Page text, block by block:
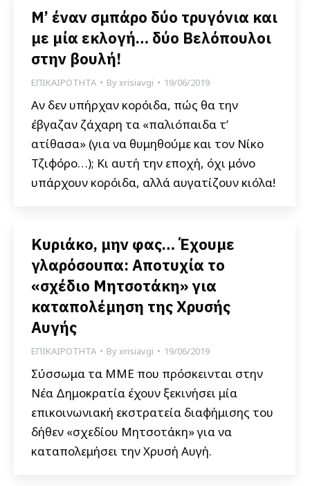
Μ’ έναν σμπάρο δύο τρυγόνια και
με μία εκλογή… δύο Βελόπουλοι
στην βουλή!
ΕΠΙΚΑΙΡΟΤΗΤΑ Byxrisiavgi 19/06/2019
Αν δεν υπήρχαν κορόιδα, πώς θα την
έβγαζαν ζάχαρη τα «παλιόπαιδα τ’
ατίθασα» (για να θυμηθούμε και τον Νίκο
Τζιφόρο…); Κι αυτή την εποχή, όχι μόνο
υπάρχουν κορόιδα, αλλά αυγατίζουν κιόλα!
Κυριάκο, μην φας… Έχουμε
γλαρόσουπα: Αποτυχία το
«σχέδιο Μητσοτάκη» για
καταπολέμηση της Χρυσής
Αυγής
ΕΠΙΚΑΙΡΟΤΗΤΑ Byxrisiavgi 19/06/2019
Σύσσωμα τα ΜΜΕ που πρόσκεινται στην
Νέα Δημοκρατία έχουν ξεκινήσει μία
επικοινωνιακή εκστρατεία διαφήμισης του
δήθεν «σχεδίου Μητσοτάκη» για να
καταπολεμήσει την Χρυσή Αυγή.